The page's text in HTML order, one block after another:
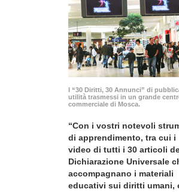
I “30 Diritti, 30 Annunci” di
utilità trasmessi in un grande
commerciale di Mosca.
“Con i vostri notevoli
di apprendimento, tra cui i
video di tutti i 30 articoli
Dichiarazione Universale
accompagnano i materiali
educativi sui diritti umani,